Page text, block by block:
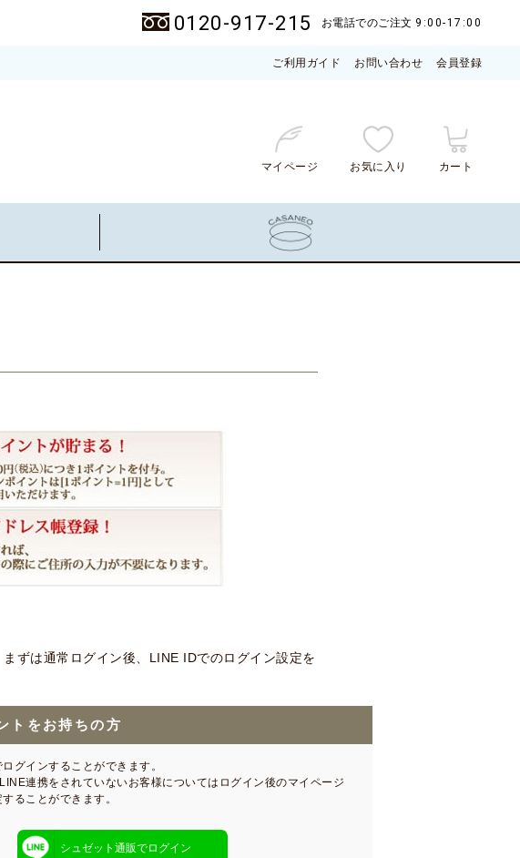
0120-917-215 お電話でのご注文 9:00-17:00
ご利用ガイド お問い合わせ 会員登録
マイページ お気に入り カート
ずは通常ログイン後、LINE IDでのログイン設定を
トをお持ちの方
グインすることができます。
連携をされていないお客様についてはログイン後のマイページ
ることができます。
シュゼット通販でログイン